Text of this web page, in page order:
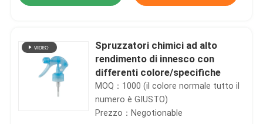
Prodotti
Spruzzatori chimici ad alto
rendimento di innesco con
differenti colore/specifiche
MOQ：1000 (il colore normale tutto il
numero è GIUSTO)
Prezzo：Negotionable